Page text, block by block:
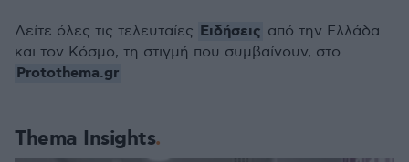
Thema Insights
Δείτε όλες τις τελευταίες Ειδήσεις από την Ελλάδα
και τον Κόσμο, τη στιγμή που συμβαίνουν, στο
Protothema.gr